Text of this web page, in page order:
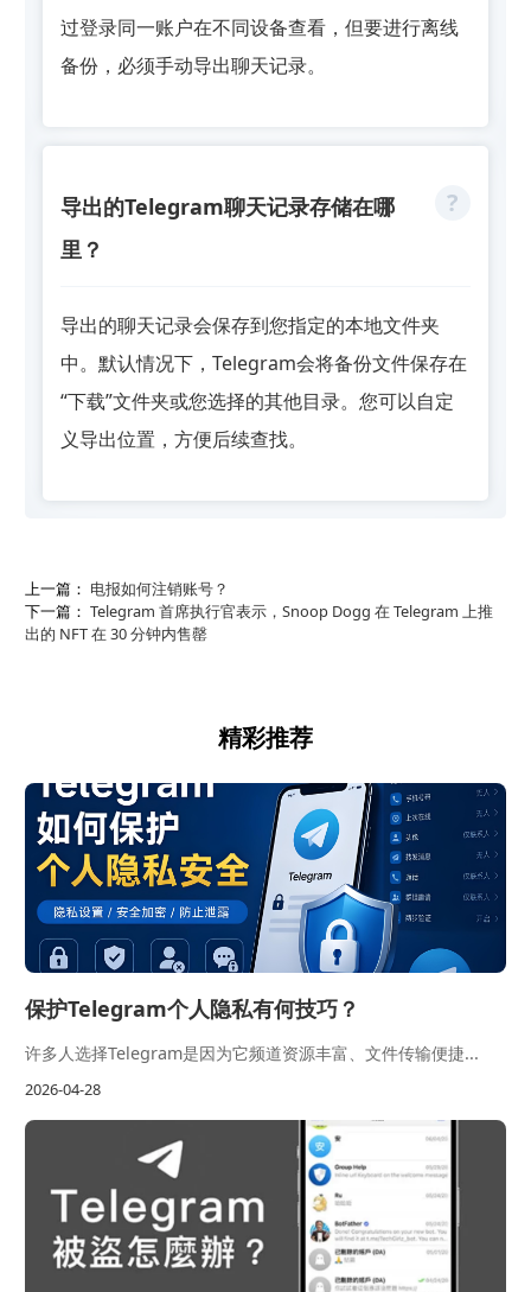
过登录同一账户在不同设备查看，但要进行离线
备份，必须手动导出聊天记录。
导出的Telegram聊天记录存储在哪
里？
导出的聊天记录会保存到您指定的本地文件夹
中。默认情况下，Telegram会将备份文件保存在
“下载”文件夹或您选择的其他目录。您可以自定
义导出位置，方便后续查找。
上一篇： 电报如何注销账号？
下一篇： Telegram 首席执行官表示，Snoop Dogg 在 Telegram 上推
出的 NFT 在 30 分钟内售罄
精彩推荐
保护Telegram个人隐私有何技巧？
许多人选择Telegram是因为它频道资源丰富、文件传输便捷...
2026-04-28